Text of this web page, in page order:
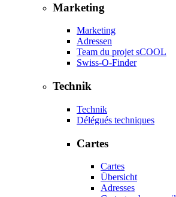
Marketing
Marketing
Adressen
Team du projet sCOOL
Swiss-O-Finder
Technik
Technik
Délégués techniques
Cartes
Cartes
Übersicht
Adresses